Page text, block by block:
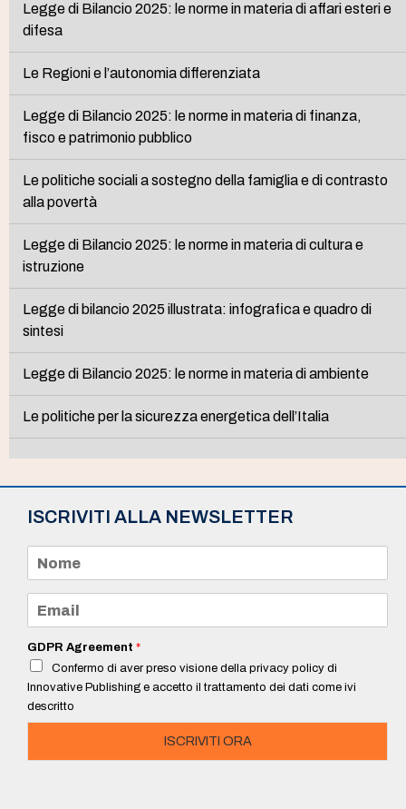
Legge di Bilancio 2025: le norme in materia di affari esteri e
difesa
Le Regioni e l’autonomia differenziata
Legge di Bilancio 2025: le norme in materia di finanza,
fisco e patrimonio pubblico
Le politiche sociali a sostegno della famiglia e di contrasto
alla povertà
Legge di Bilancio 2025: le norme in materia di cultura e
istruzione
Legge di bilancio 2025 illustrata: infografica e quadro di
sintesi
Legge di Bilancio 2025: le norme in materia di ambiente
Le politiche per la sicurezza energetica dell’Italia
ISCRIVITI ALLA NEWSLETTER
m
e
a
i
*
GDPR Agreement *
Confermo di aver preso visione della privacy policy di
Innovative Publishing e accetto il trattamento dei dati come ivi
descritto
ISCRIVITI ORA